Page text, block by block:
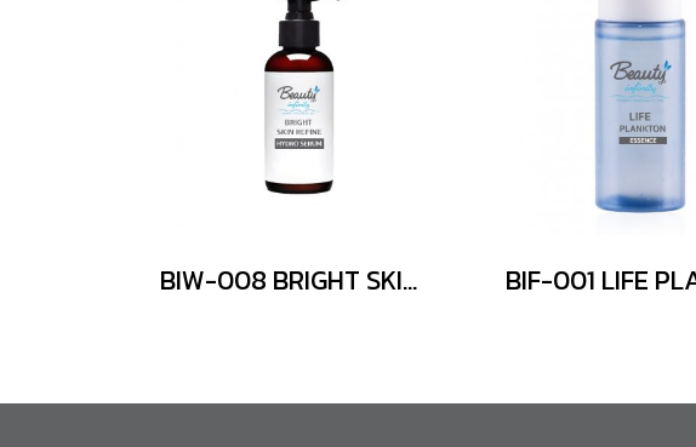
BIW-008 BRIGHT SKIN REFINE HYDRO SERUM